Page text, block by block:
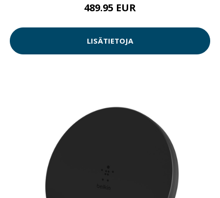
489.95 EUR
LISÄTIETOJA